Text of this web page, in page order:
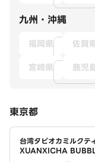
九州・沖縄
福岡県 佐賀
宮崎県
鹿児
東京都
台湾タピオカミルク
XUANXICHA